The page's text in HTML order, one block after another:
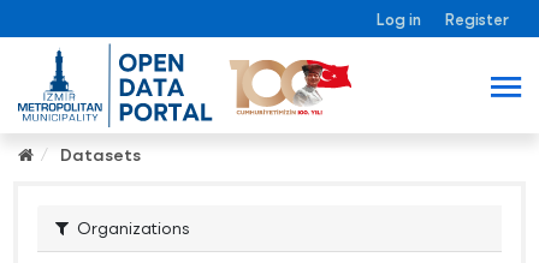
Log in Register
Datasets
Organizations